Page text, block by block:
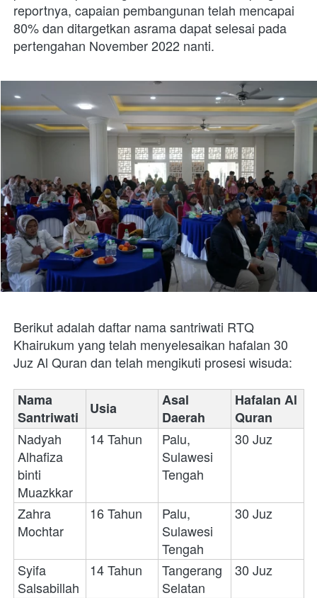
reportnya, capaian pembangunan telah mencapai
80% dan ditargetkan asrama dapat selesai pada
pertengahan November 2022 nanti.
Berikut adalah daftar nama santriwati RTQ
Khairukum yang telah menyelesaikan hafalan 30
Juz Al Quran dan telah mengikuti prosesi wisuda:
Nama
Santriwati
Usia
Asal
Daerah
Hafalan Al
Quran
Nadyah
Alhafiza
binti
Muazkkar
14 Tahun
Palu,
Sulawesi
Tengah
30 Juz
Zahra
Mochtar
16 Tahun
Palu,
Sulawesi
Tengah
30 Juz
Syifa
Salsabillah
14 Tahun
Tangerang
Selatan
30 Juz